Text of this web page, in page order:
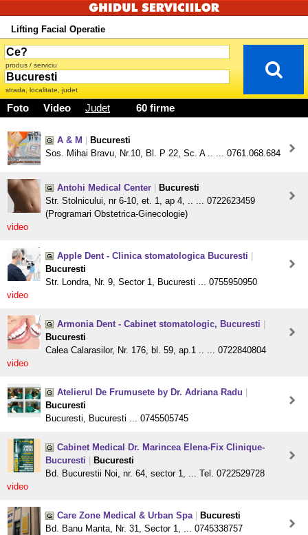
Lifting Facial Operatie
produs / serviciu
strada, localitate, judet
Foto Video Judet 60 firme
A & M
Bucuresti
Sos. Mihai Bravu, Nr.10, Bl. P 22, Sc. A .. ... 0761.068.684
Antohi Medical Center
Bucuresti
Str. Stolnicului, nr 6-10, et. 1, ap 4, .. ... 0722623459
(Programari Obstetrica-Ginecologie)
video
Apple Dent - Clinica stomatologica Bucuresti
Bucuresti
Str. Londra, Nr. 9, Sector 1, Bucuresti ... 0755950950
video
Armonia Dent - Cabinet stomatologic, Bucuresti
Bucuresti
Calea Calarasilor, Nr. 176, bl. 59, ap.1 .. ... 0722840804
video
Atelierul De Frumusete by Dr. Adriana Radu
Bucuresti
Bucuresti, Bucuresti ... 0745505745
Cabinet Medical Dr. Marincea Elena-Fix Clinique-
Bucuresti
Bucuresti
Bd. Bucurestii Noi, nr. 64, sector 1, ... Tel. 0722529728
video
Care Zone Medical & Urban Spa
Bucuresti
Bd. Banu Manta, Nr. 31, Sector 1, ... 0745338757